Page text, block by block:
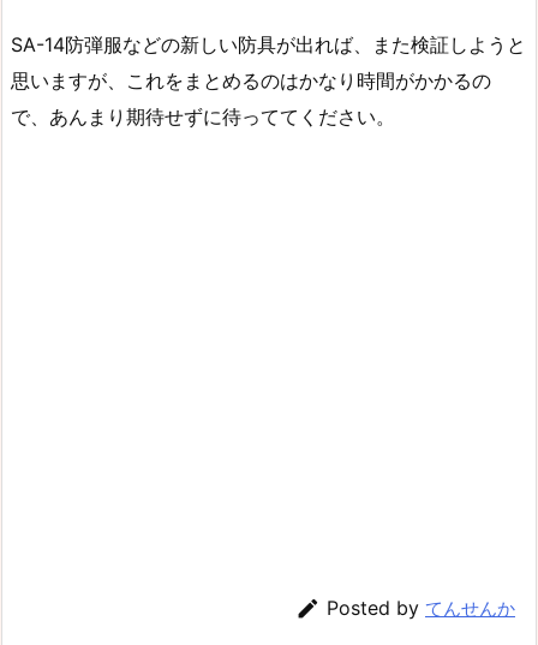
SA-14防弾服などの新しい防具が出れば、また検証しようと
思いますが、これをまとめるのはかなり時間がかかるの
で、あんまり期待せずに待っててください。
 Posted by てんせんか